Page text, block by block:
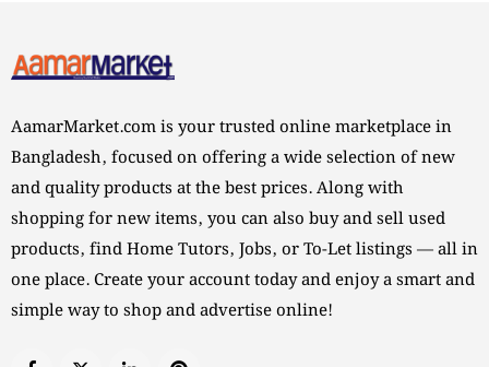
AamarMarket.com is your trusted online marketplace in
Bangladesh, focused on offering a wide selection of new
and quality products at the best prices. Along with
shopping for new items, you can also buy and sell used
products, find Home Tutors, Jobs, or To-Let listings — all in
one place. Create your account today and enjoy a smart and
simple way to shop and advertise online!